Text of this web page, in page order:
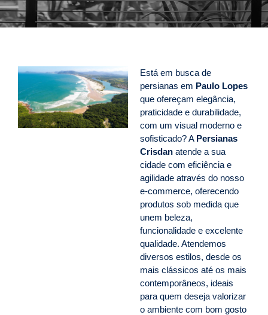
Está em busca de
persianas em Paulo Lopes
que ofereçam elegância,
praticidade e durabilidade,
com um visual moderno e
sofisticado? A Persianas
Crisdan atende a sua
cidade com eficiência e
agilidade através do nosso
e-commerce, oferecendo
produtos sob medida que
unem beleza,
funcionalidade e excelente
qualidade. Atendemos
diversos estilos, desde os
mais clássicos até os mais
contemporâneos, ideais
para quem deseja valorizar
o ambiente com bom gosto